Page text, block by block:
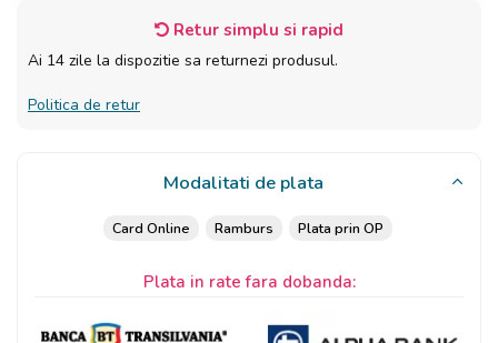
Retur simplu si rapid
Ai 14 zile la dispozitie sa returnezi produsul.
Politica de retur
Modalitati de plata
Card Online Ramburs Plata prin OP
Plata in rate fara dobanda: